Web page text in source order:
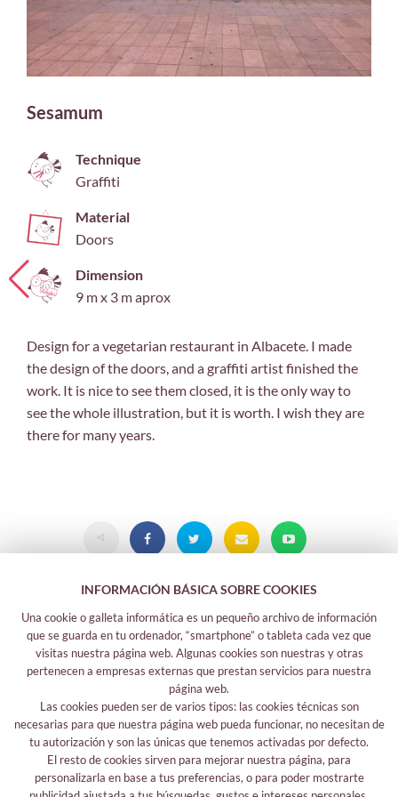
Sesamum
Technique
Graffiti
Material
Doors
Dimension
9 m x 3 m aprox
Design for a vegetarian restaurant in Albacete. I made
the design of the doors, and a graffiti artist finished the
work. It is nice to see them closed, it is the only way to
see the whole illustration, but it is worth. I wish they are
there for many years.
Legal information
Legal notice
Your safety data
Privacy policy
INFORMACIÓN BÁSICA SOBRE COOKIES
Una cookie o galleta informática es un pequeño archivo de información
que se guarda en tu ordenador, “smartphone” o tableta cada vez que
visitas nuestra página web. Algunas cookies son nuestras y otras
pertenecen a empresas externas que prestan servicios para nuestra
página web.
Las cookies pueden ser de varios tipos: las cookies técnicas son
necesarias para que nuestra página web pueda funcionar, no necesitan de
tu autorización y son las únicas que tenemos activadas por defecto.
El resto de cookies sirven para mejorar nuestra página, para
personalizarla en base a tus preferencias, o para poder mostrarte